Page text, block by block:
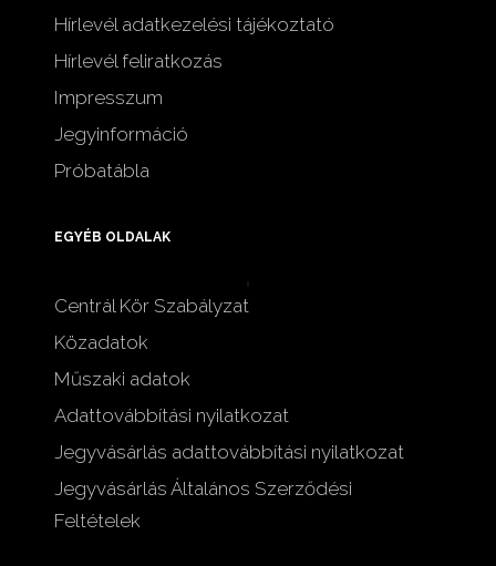
Hírlevél adatkezelési tájékoztató
Hírlevél feliratkozás
Impresszum
Jegyinformáció
Próbatábla
EGYÉB OLDALAK
Centrál Kör Szabályzat
Közadatok
Műszaki adatok
Adattovábbítási nyilatkozat
Jegyvásárlás adattovábbítási nyilatkozat
Jegyvásárlás Általános Szerződési
Feltételek